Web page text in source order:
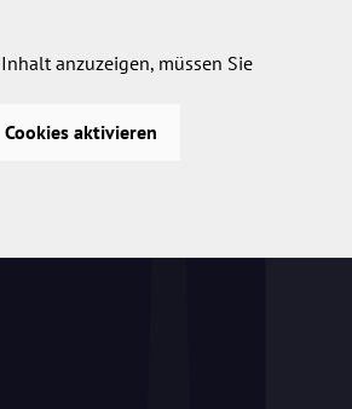
anzuzeigen, müssen Sie
Cookies aktivieren